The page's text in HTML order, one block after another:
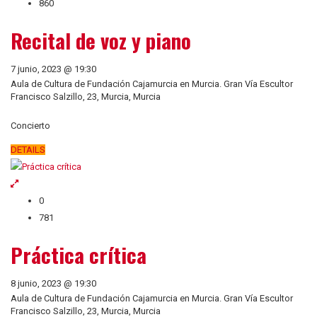
860
Recital de voz y piano
7 junio, 2023 @ 19:30
Aula de Cultura de Fundación Cajamurcia en Murcia. Gran Vía Escultor
Francisco Salzillo, 23, Murcia, Murcia
Concierto
DETAILS
0
781
Práctica crítica
8 junio, 2023 @ 19:30
Aula de Cultura de Fundación Cajamurcia en Murcia. Gran Vía Escultor
Francisco Salzillo, 23, Murcia, Murcia